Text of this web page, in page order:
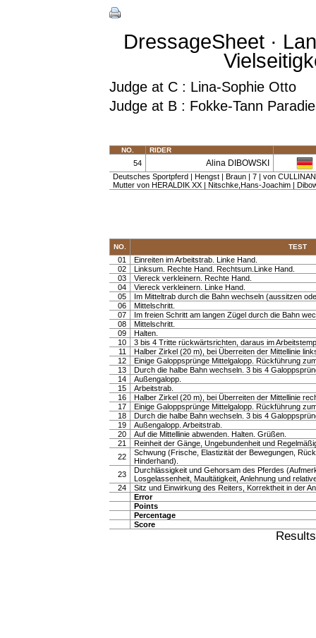
DressageSheet ·
Judge at C : Lina-Sophie Otto
Judge at B : Fokke-Tann
NO. RIDER
54 Alina DIBOWSKI
Deutsches Sportpferd | Hengst | Braun | 7 | von
Mutter von HERALDIK XX | Nitschke,Hans-Joachim |
NO. TEST
01
Einreiten im Arbeitstrab. Linke Hand.
02
Linksum. Rechte Hand. Rechtsum.Linke Hand.
03
Viereck verkleinern. Rechte Hand.
04
Viereck verkleinern. Linke Hand.
05
Im Mitteltrab durch die Bahn wechseln (aussitzen
06
Mittelschritt.
07
Im freien Schritt am langen Zügel durch die Bahn
08
Mittelschritt.
09
Halten.
10
3 bis 4 Tritte rückwärtsrichten, daraus im
11
Halber Zirkel (20 m), bei Überreiten der Mittellinie
12
Einige Galoppsprünge Mittelgalopp. Rückführung
13
Durch die halbe Bahn wechseln. 3 bis 4
14
Außengalopp.
15
Arbeitstrab.
16
Halber Zirkel (20 m), bei Überreiten der Mittellinie
17
Einige Galoppsprünge Mittelgalopp. Rückführung
18
Durch die halbe Bahn wechseln. 3 bis 4
19
Außengalopp. Arbeitstrab.
20
Auf die Mittellinie abwenden. Halten. Grüßen.
21
Reinheit der Gänge, Ungebundenheit und
22
Schwung (Frische, Elastizität der Bewegungen,
Hinderhand).
23
Durchlässigkeit und Gehorsam des Pferdes
Losgelassenheit, Maultätigkeit, Anlehnung und
24
Sitz und Einwirkung des Reiters, Korrektheit in der
Error
Points
Percentage
Score